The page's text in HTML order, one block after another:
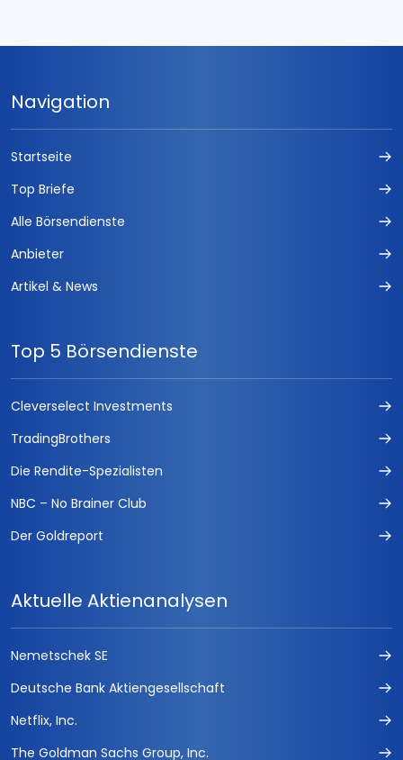
Navigation
Startseite
Top Briefe
Alle Börsendienste
Anbieter
Artikel & News
Top 5 Börsendienste
Cleverselect Investments
TradingBrothers
Die Rendite-Spezialisten
NBC – No Brainer Club
Der Goldreport
Aktuelle Aktienanalysen
Nemetschek SE
Deutsche Bank Aktiengesellschaft
Netflix, Inc.
The Goldman Sachs Group, Inc.